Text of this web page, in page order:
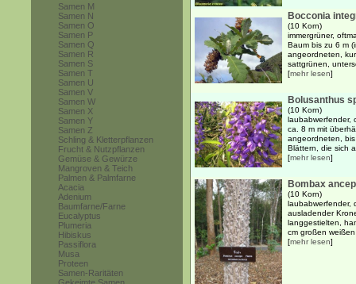
Samen M
Samen N
Samen O
Samen P
Samen Q
Samen R
Samen S
Samen T
Samen U
Samen V
Samen W
Samen X
Samen Y
Samen Z
Schling & Kletterpflanzen
Frucht & Nutzpflanzen
Gemüse & Gewürze
Mangroven & Teich
Palmen & Palmfarne
Acacia
Adenium
Baumfarne/Farne
Eucalyptus
Plumeria
Hibiskus
Passiflora
Musa
Proteen
Samen-Raritäten
Bocconia
(10 Korn)
immergrüner,
Baum bis zu 6 m
angeordneten,
sattgrünen,
[mehr lesen]
Bolusanthus
(10 Korn)
laubabwerfender,
ca. 8 m mit
angeordneten,
Blättern, die sich
[mehr lesen]
Bombax
(10 Korn)
laubabwerfender,
ausladender
langgestielten,
cm großen
[mehr lesen]